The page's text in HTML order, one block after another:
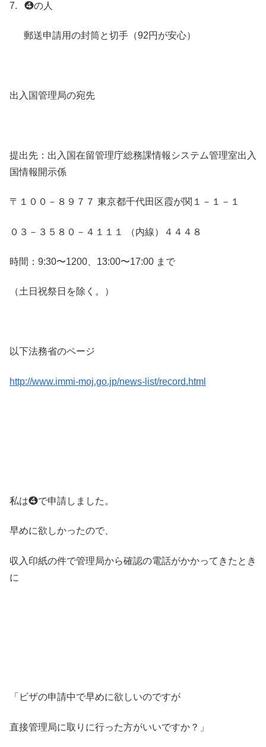
7. ❹の人
郵送申請用の封筒と切手（92円が安心）
出入国管理局の宛先
提出先：出入国在留管理庁総務課情報システム管理室出入
国情報開示係
〒１００－８９７７ 東京都千代田区霞が関１－１－１
０３－３５８０－４１１１ （内線）４４４８
時間：9:30〜1200、13:00〜17:00 まで
（土日祝祭日を除く。）
以下法務省のページ
http://www.immi-moj.go.jp/news-list/record.html
私は❹で申請しました。
早めに欲しかったので、
収入印紙の件で管理局から確認の電話がかかってきたとき
に
「ビザの申請中で早めに欲しいのですが
直接管理局に取りに行った方がいいですか？」